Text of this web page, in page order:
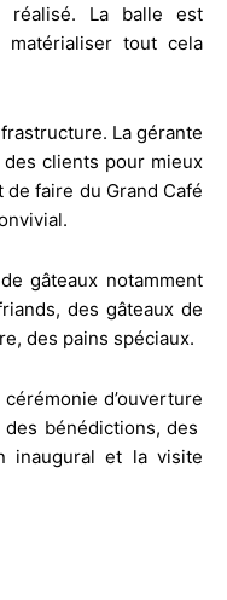
réalisé. La balle est
matérialiser tout cela
La gérante
clients pour mieux
faire du Grand Café
gâteaux notamment
des gâteaux de
des pains spéciaux.
d’ouverture
bénédictions, des
inaugural et la visite